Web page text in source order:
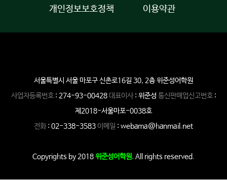
개인정보보호정책
이용약관
서울특별시 서울 마포구 신촌로16길 30, 2층 위준성어학원
사업자등록번호: 274-93-00428 대표이사: 위준성 통신판매업신고번호:
제2018-서울마포-0038호
전화: 02-338-3583이메일 : webama@hanmail.net
Copyrights by 2018위준성어학원.All rights reserved.